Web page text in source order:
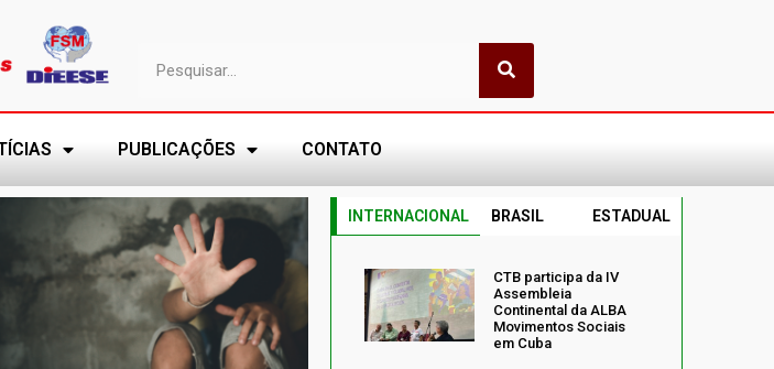
PUBLICAÇÕES CONTATO
INTERNACIONAL BRASIL ESTADUAL
CTB participa da IV
Assembleia
Continental da ALBA
Movimentos Sociais
em Cuba